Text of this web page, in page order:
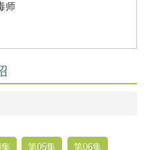
师
第05集 第06集